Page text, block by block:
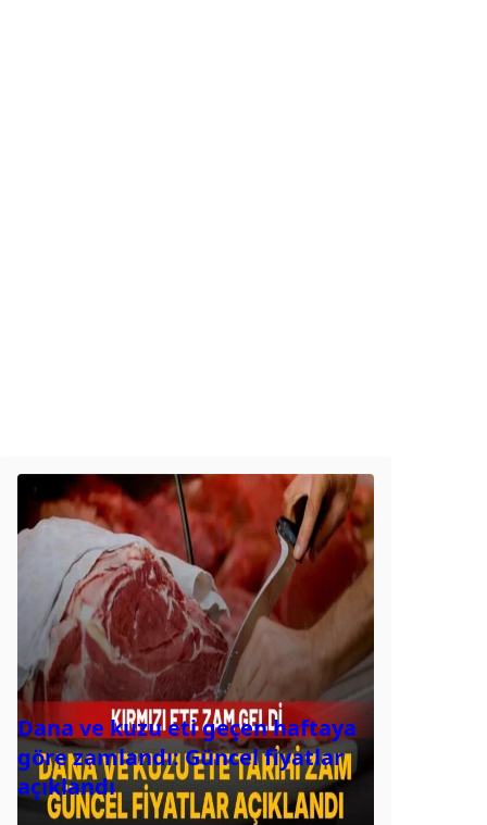
Dana ve kuzu eti geçen haftaya
göre zamlandı: Güncel fiyatlar
açıklandı